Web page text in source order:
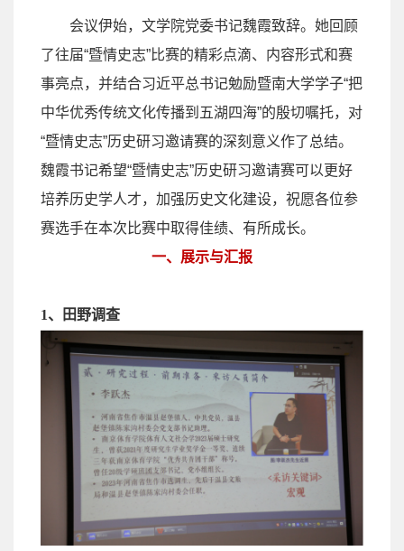
会议伊始，文学院党委书记魏霞致辞。她回顾
了往届“暨情史志”比赛的精彩点滴、内容形式和赛
事亮点，并结合习近平总书记勉励暨南大学学子“把
中华优秀传统文化传播到五湖四海”的殷切嘱托，对
“暨情史志”历史研习邀请赛的深刻意义作了总结。
魏霞书记希望“暨情史志”历史研习邀请赛可以更好
培养历史学人才，加强历史文化建设，祝愿各位参
赛选手在本次比赛中取得佳绩、有所成长。
一、展示与汇报
1、 田野调查